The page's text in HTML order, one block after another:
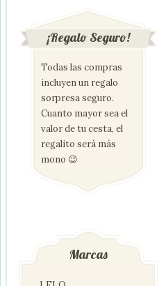
¡Regalo Seguro!
Todas las compras
incluyen un regalo
sorpresa seguro.
Cuanto mayor sea el
valor de tu cesta, el
regalito será más
mono 😉
Marcas